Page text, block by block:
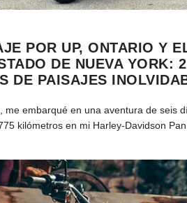
POR UP, ONTARIO Y
DE NUEVA YORK:
DE PAISAJES
me embarqué en una aventura de seis
kilómetros en mi Harley-Davidson